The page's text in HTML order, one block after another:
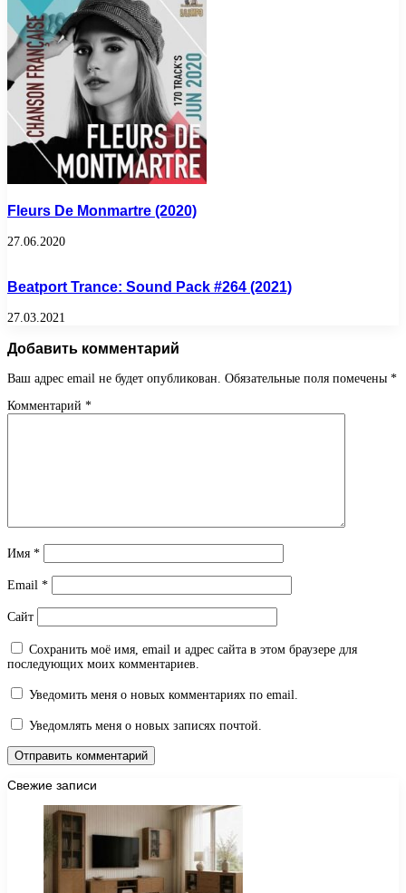
Fleurs De Monmartre (2020)
27.06.2020
Beatport Trance: Sound Pack #264 (2021)
27.03.2021
Добавить комментарий
Ваш адрес email не будет опубликован. Обязательные поля помечены *
Комментарий *
Имя *
Email *
Сайт
Сохранить моё имя, email и адрес сайта в этом браузере для
последующих моих комментариев.
Уведомить меня о новых комментариях по email.
Уведомлять меня о новых записях почтой.
Свежие записи